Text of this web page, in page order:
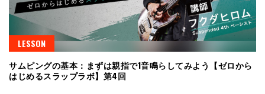
LESSON
サムピングの基本：まずは親指で1音鳴らしてみよう【ゼロから
はじめるスラップラボ】第4回